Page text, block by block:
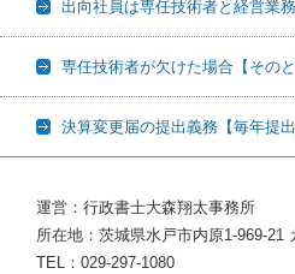
出向社員は専任技術者と経営業
専任技術者が欠けた場合【そのと
決算変更届の提出義務【毎年提
運営：行政書士大森翔太事務所
所在地：茨城県水戸市内原1-969-21
TEL：029-297-1080